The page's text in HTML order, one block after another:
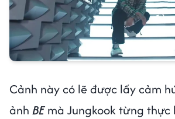
Cảnh này có lẽ được lấy cảm
ảnh BEmà Jungkook từng thực